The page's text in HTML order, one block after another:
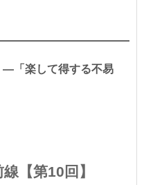
「楽して得する不易
【第10回】